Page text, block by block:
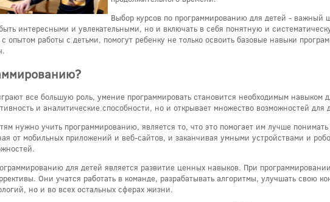
Выбор курсов по программированию для детей - важный
интересными и увлекательными, но и включать в себя понятную и
опытом работы с детьми, помогут ребенку не только освоить базовые навыки
все большую роль, умение программировать становится необходимым навыком
и аналитические способности, но и открывает множество возможностей для
нужно учить программированию, является то, что это помогает им лучше
от мобильных приложений и веб-сайтов, и заканчивая умными устройствами и
для детей является развитие ценных навыков. При
Они учатся работать в команде, разрабатывать алгоритмы, улучшать свою
но и во всех остальных сферах жизни.